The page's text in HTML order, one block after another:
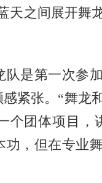
天之间展开舞
是第一次参
紧张。“舞龙
个团体项目，
，但在专业